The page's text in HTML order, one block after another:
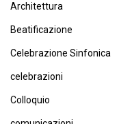
Architettura
Beatificazione
Celebrazione Sinfonica
celebrazioni
Colloquio